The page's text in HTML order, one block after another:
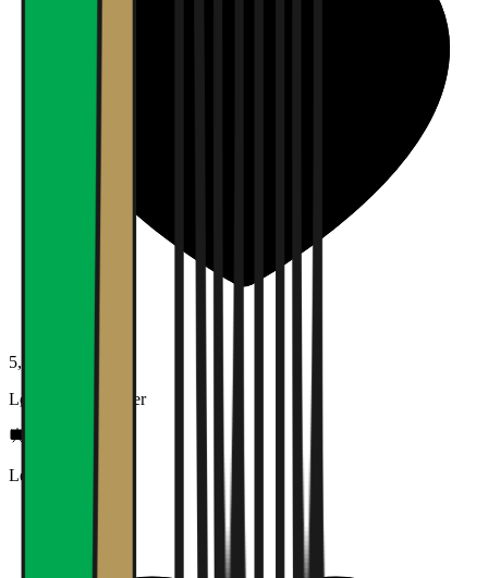
5,0
Lønn og betingelser
Lederskap